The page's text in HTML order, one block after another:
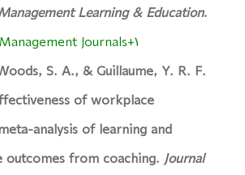
Learning & Education.
Journals+1
S. A., & Guillaume, Y. R. F.
of workplace
analysis of learning and
outcomes from coaching.Journal